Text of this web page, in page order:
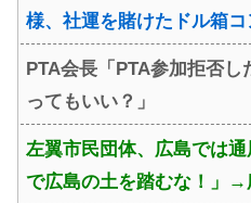
様、社運を賭けたドル箱
PTA会長「PTA参加拒否
ってもいい？」
左翼市民団体、広島では
で広島の土を踏むな！」→